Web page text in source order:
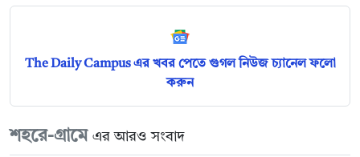
The Daily Campus এর খবর পেতে গুগল নিউজ চ্যানেল ফলো
করুন
শহরে-গ্রামে এর আরও সংবাদ